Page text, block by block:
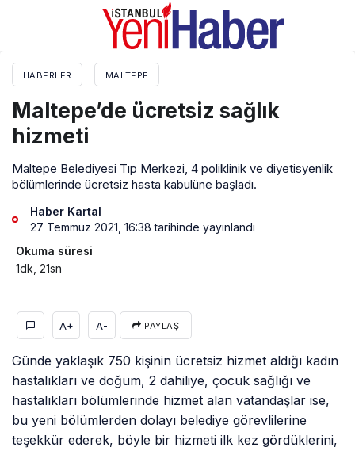
HABERLER MALTEPE
Maltepe’de ücretsiz sağlık
hizmeti
Maltepe Belediyesi Tıp Merkezi, 4 poliklinik ve diyetisyenlik
bölümlerinde ücretsiz hasta kabulüne başladı.
Haber Kartal
27 Temmuz 2021, 16:38 tarihinde yayınlandı
Okuma süresi
1dk, 21sn
A+ A- PAYLAŞ
Günde yaklaşık 750 kişinin ücretsiz hizmet aldığı kadın
hastalıkları ve doğum, 2 dahiliye, çocuk sağlığı ve
hastalıkları bölümlerinde hizmet alan vatandaşlar ise,
bu yeni bölümlerden dolayı belediye görevlilerine
teşekkür ederek, böyle bir hizmeti ilk kez gördüklerini,